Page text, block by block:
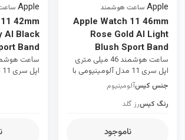
Apple
·
42mm
Al Black
Band
Apple
·ساعت هوشمند
Apple Watch 11 46mm
Rose Gold Al Light
Blush Sport Band
ساعت هوشمند 46 میلی متری
اپل سری 11 مدل آلومینیومی با
بند سیلیکونی
جنس کیسآلومینیوم
رنگ کیسرز گلد
ناموجود